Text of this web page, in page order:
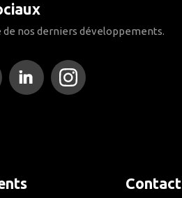
nos derniers développements.
Contact